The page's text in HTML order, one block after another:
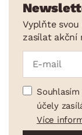
Vyplňte
zasílat akční
účely
Více